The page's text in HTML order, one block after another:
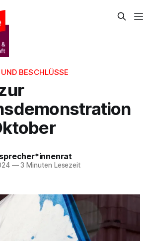
BESCHLÜSSE
—3 Minuten Lesezeit